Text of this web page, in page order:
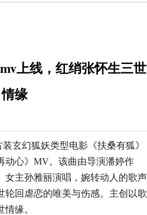
上线，红绡张怀生三世
情缘
装玄幻狐妖类型电影《扶桑有狐》
心》 MV。该曲由导演潘婷作
女主孙雅丽演唱，婉转动人的歌声
轮回虐恋的唯美与伤感。主创以歌
缘。